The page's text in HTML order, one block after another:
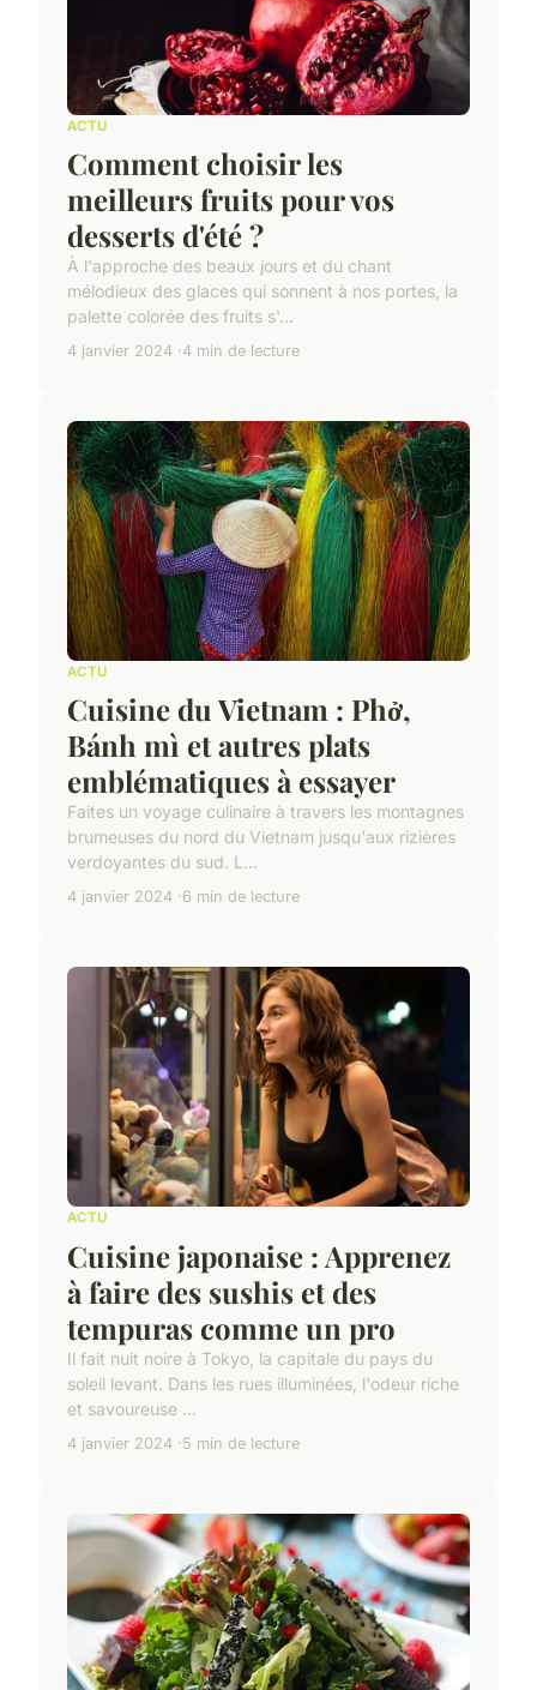
ACTU
Comment choisir les
meilleurs fruits pour vos
desserts d'été ?
À l'approche des beaux jours et du chant
mélodieux des glaces qui sonnent à nos portes, la
palette colorée des fruits s'...
4 janvier 2024 4 min de lecture
ACTU
Cuisine du Vietnam : Phở,
Bánh mì et autres plats
emblématiques à essayer
Faites un voyage culinaire à travers les montagnes
brumeuses du nord du Vietnam jusqu'aux rizières
verdoyantes du sud. L...
4 janvier 2024 6 min de lecture
ACTU
Cuisine japonaise : Apprenez
à faire des sushis et des
tempuras comme un pro
Il fait nuit noire à Tokyo, la capitale du pays du
soleil levant. Dans les rues illuminées, l'odeur riche
et savoureuse ...
4 janvier 2024 5 min de lecture